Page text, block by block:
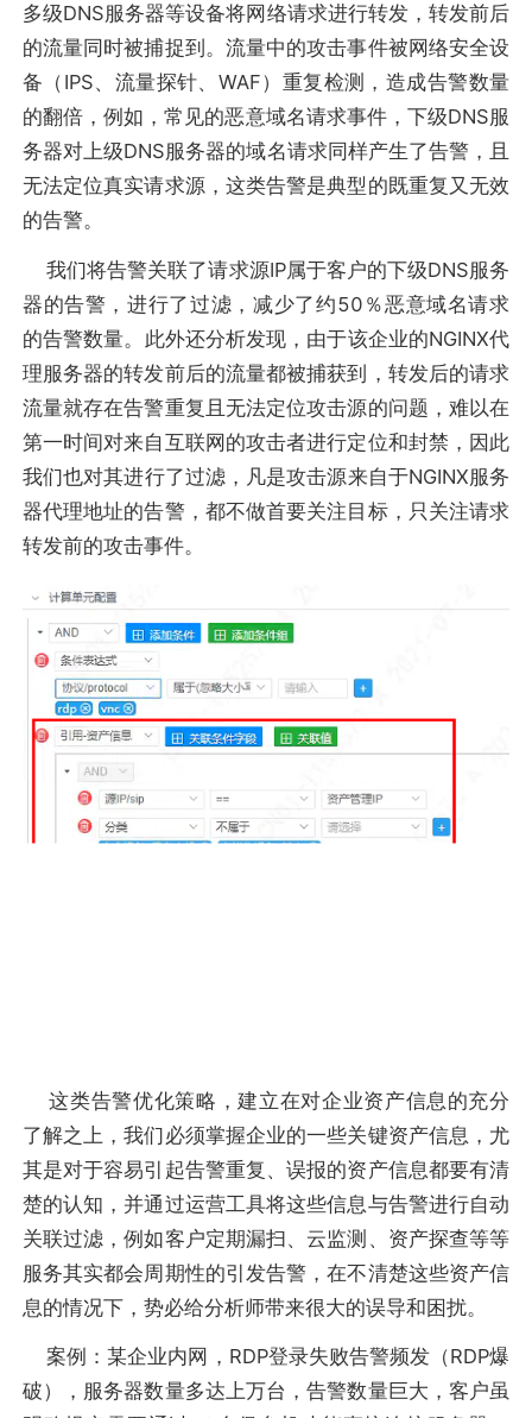
多级DNS服务器等设备将网络请求进行转发，转发前后
的流量同时被捕捉到。流量中的攻击事件被网络安全设
备（IPS、流量探针、WAF）重复检测，造成告警数量
的翻倍，例如，常见的恶意域名请求事件，下级DNS服
务器对上级DNS服务器的域名请求同样产生了告警，且
无法定位真实请求源，这类告警是典型的既重复又无效
的告警。
我们将告警关联了请求源IP属于客户的下级DNS服务
器的告警，进行了过滤，减少了约50％恶意域名请求
的告警数量。此外还分析发现，由于该企业的NGINX代
理服务器的转发前后的流量都被捕获到，转发后的请求
流量就存在告警重复且无法定位攻击源的问题，难以在
第一时间对来自互联网的攻击者进行定位和封禁，因此
我们也对其进行了过滤，凡是攻击源来自于NGINX服务
器代理地址的告警，都不做首要关注目标，只关注请求
转发前的攻击事件。
这类告警优化策略，建立在对企业资产信息的充分
了解之上，我们必须掌握企业的一些关键资产信息，尤
其是对于容易引起告警重复、误报的资产信息都要有清
楚的认知，并通过运营工具将这些信息与告警进行自动
关联过滤，例如客户定期漏扫、云监测、资产探查等等
服务其实都会周期性的引发告警，在不清楚这些资产信
息的情况下，势必给分析师带来很大的误导和困扰。
案例：某企业内网，RDP登录失败告警频发（RDP爆
破），服务器数量多达上万台，告警数量巨大，客户虽